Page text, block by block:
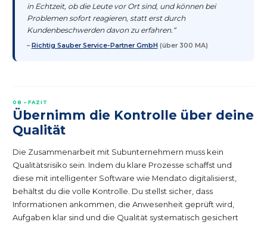
in Echtzeit, ob die Leute vor Ort sind, und können bei
Problemen sofort reagieren, statt erst durch
Kundenbeschwerden davon zu erfahren.“
– Richtig Sauber Service-Partner GmbH (über 300 MA)
08 – FAZIT
Übernimm die Kontrolle über deine
Qualität
Die Zusammenarbeit mit Subunternehmern muss kein
Qualitätsrisiko sein. Indem du klare Prozesse schaffst und
diese mit intelligenter Software wie Mendato digitalisierst,
behältst du die volle Kontrolle. Du stellst sicher, dass
Informationen ankommen, die Anwesenheit geprüft wird,
Aufgaben klar sind und die Qualität systematisch gesichert